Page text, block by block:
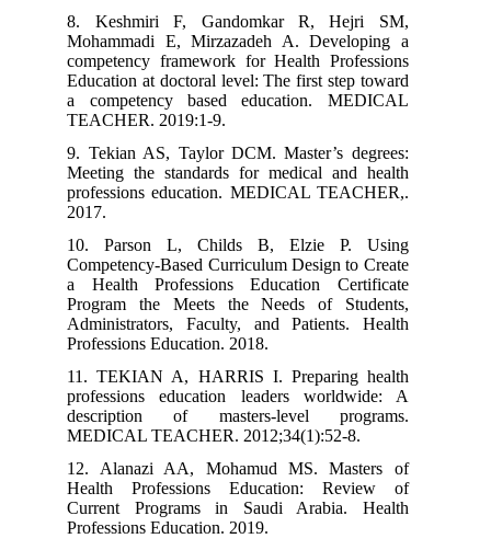
8. Keshmiri F, Gandomkar R, Hejri SM,
Mohammadi E, Mirzazadeh A. Developing a
competency framework for Health Professions
Education at doctoral level: The first step toward
a competency based education. MEDICAL
TEACHER. 2019:1-9.
9. Tekian AS, Taylor DCM. Master’s degrees:
Meeting the standards for medical and health
professions education. MEDICAL TEACHER,.
2017.
10. Parson L, Childs B, Elzie P. Using
Competency-Based Curriculum Design to Create
a Health Professions Education Certificate
Program the Meets the Needs of Students,
Administrators, Faculty, and Patients. Health
Professions Education. 2018.
11. TEKIAN A, HARRIS I. Preparing health
professions education leaders worldwide: A
description of masters-level programs.
MEDICAL TEACHER. 2012;34(1):52-8.
12. Alanazi AA, Mohamud MS. Masters of
Health Professions Education: Review of
Current Programs in Saudi Arabia. Health
Professions Education. 2019.